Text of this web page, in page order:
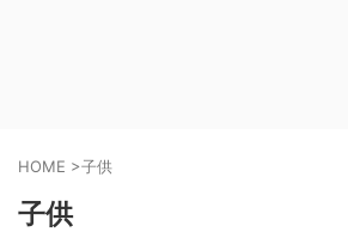
HOME >子供
子供